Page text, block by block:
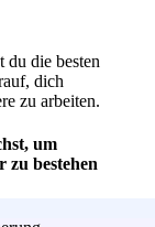
du die besten
dich
zu arbeiten.
um
zu bestehen